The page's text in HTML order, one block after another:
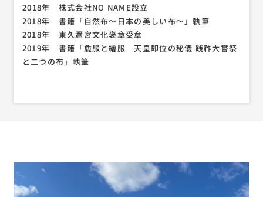
​​​​​​​2018年 株式会社NO NAME設立
2018年 書籍「自然布～日本の美しい布～」執筆
​​​​​​​2018年 東久邇宮文化褒章受章
2019年 書籍「麁服と繪服 天皇即位の秘儀 践祚大嘗祭
と二つの布」執筆